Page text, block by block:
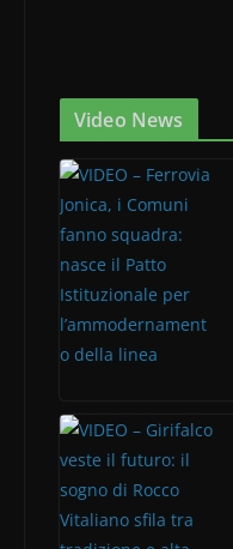
Video News